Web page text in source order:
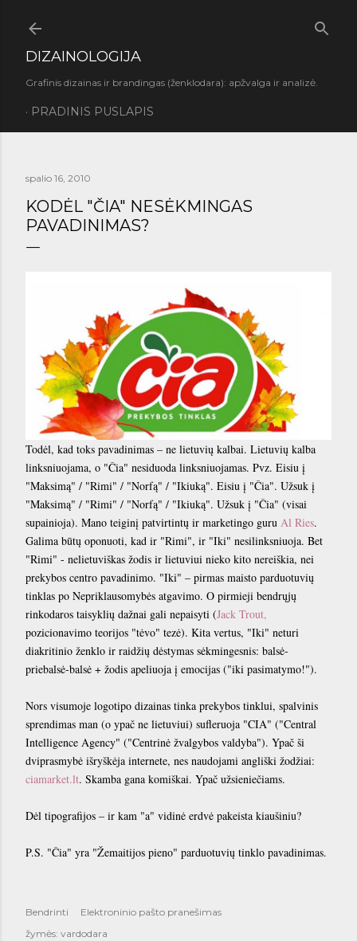
DIZAINOLOGIJA
Grafinis dizainas ir brandingas (ženklodara): apžvalga ir analizė.
PRADINIS PUSLAPIS
spalio 16, 2010
KODĖL "ČIA" NESĖKMINGAS
PAVADINIMAS?
Todėl, kad toks pavadinimas – ne lietuvių kalbai. Lietuvių kalba
linksniuojama, o "Čia" nesiduoda linksniuojamas. Pvz. Eisiu į
"Maksimą" / "Rimi" / "Norfą" / "Ikiuką". Eisiu į "Čia". Užsuk į
"Maksimą" / "Rimi" / "Norfą" / "Ikiuką". Užsuk į "Čia" (visai
supainioja). Mano teiginį patvirtintų ir marketingo guru Al Ries.
Galima būtų oponuoti, kad ir "Rimi", ir "Iki" nesilinksniuoja. Bet
"Rimi" - nelietuviškas žodis ir lietuviui nieko kito nereiškia, nei
prekybos centro pavadinimo. "Iki" – pirmas maisto parduotuvių
tinklas po Nepriklausomybės atgavimo. O pirmieji bendrųjų
rinkodaros taisyklių dažnai gali nepaisyti (Jack Trout,
pozicionavimo teorijos "tėvo" tezė). Kita vertus, "Iki" neturi
diakritinio ženklo ir raidžių dėstymas sėkmingesnis: balsė-
priebalsė-balsė + žodis apeliuoja į emocijas ("iki pasimatymo!").
Nors visumoje logotipo dizainas tinka prekybos tinklui, spalvinis
sprendimas man (o ypač ne lietuviui) sufleruoja "CIA" ("Central
Intelligence Agency" ("Centrinė žvalgybos valdyba"). Ypač ši
dviprasmybė išryškėja internete, nes naudojami angliški žodžiai:
ciamarket.lt. Skamba gana komiškai. Ypač užsieniečiams.
Dėl tipografijos – ir kam "a" vidinė erdvė pakeista kiaušiniu?
P.S. "Čia" yra "Žemaitijos pieno" parduotuvių tinklo pavadinimas.
Bendrinti
Elektroninio pašto pranešimas
žymės: vardodara